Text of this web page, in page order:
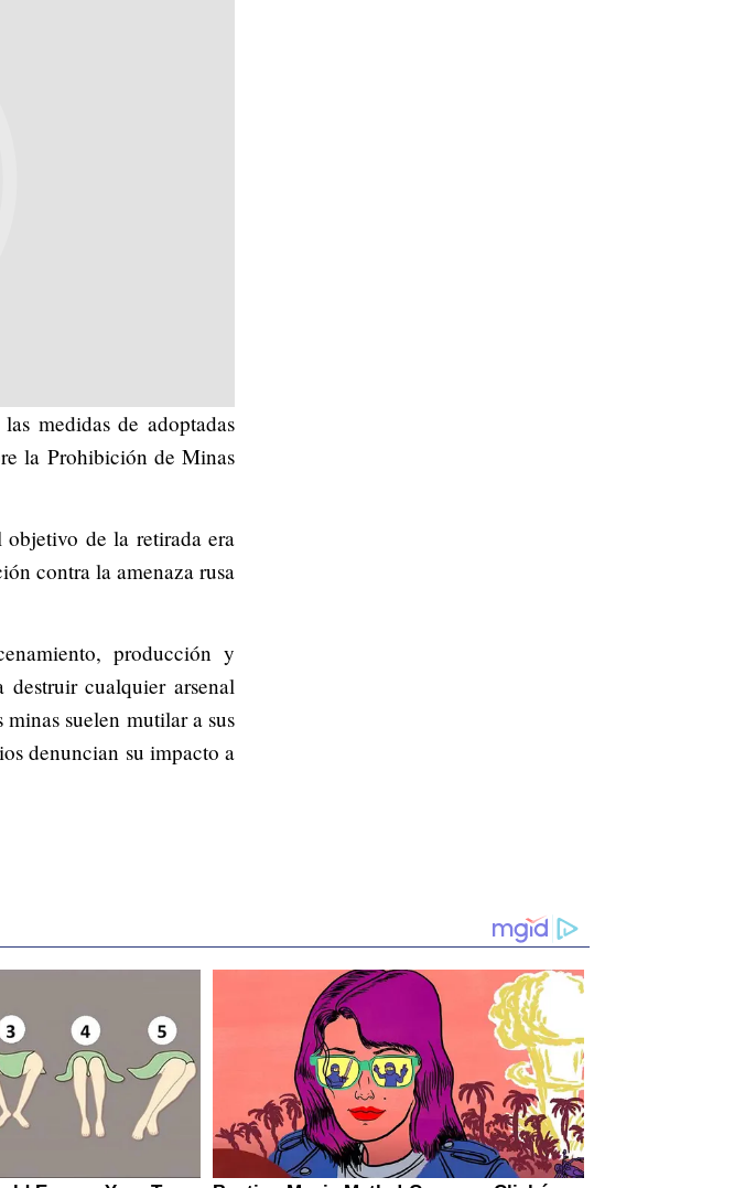
medidas de adoptadas
la Prohibición de Minas
de la retirada era
contra la amenaza rusa
producción y
cualquier arsenal
minas suelen mutilar a sus
denuncian su impacto a